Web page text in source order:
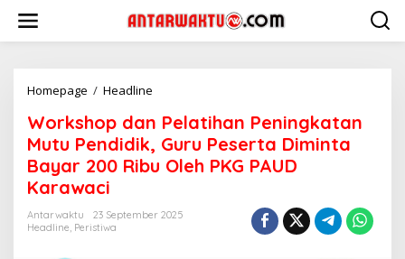
konten
Homepage / Headline
Pelatihan
Peningkatan
Mutu
Pendidik,
Diminta
Workshop dan Pelatihan Peningkatan
Mutu Pendidik, Guru Peserta Diminta
Bayar 200 Ribu Oleh PKG PAUD
Karawaci
Antarwaktu
23 September 2025
Headline, Peristiwa